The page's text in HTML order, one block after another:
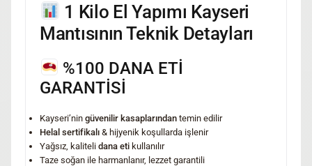
1 Kilo El Yapımı Kayseri
Mantısının Teknik Detayları
%100 DANA ETİ
GARANTİSİ
Kayseri’nin güvenilir kasaplarından temin edilir
Helal sertifikalı & hijyenik koşullarda işlenir
Yağsız, kaliteli dana eti kullanılır
Taze soğan ile harmanlanır, lezzet garantili